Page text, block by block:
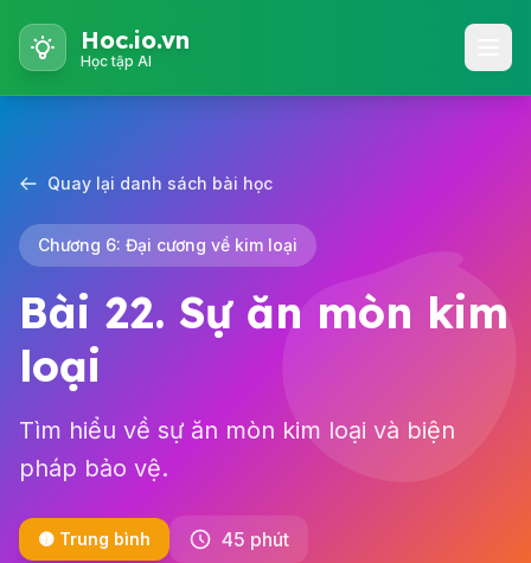
Hoc.io.vn
Học tập AI
Quay lại danh sách bài học
Chương 6: Đại cương về kim loại
Bài 22. Sự ăn mòn kim
loại
Tìm hiểu về sự ăn mòn kim loại và biện
pháp bảo vệ.
🟡 Trung bình 45 phút